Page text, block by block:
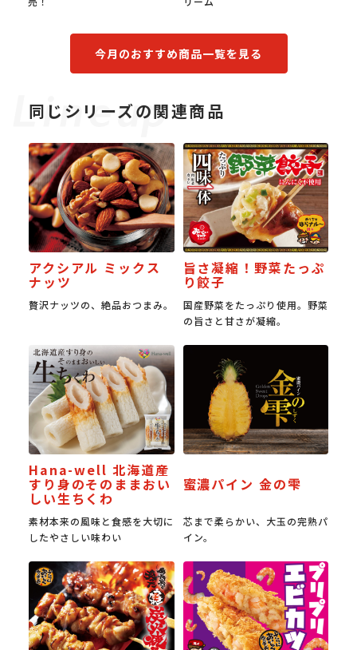
今月のおすすめ商品一覧を見る
同じシリーズの関連商品
アクシアル ミックス
ナッツ
贅沢ナッツの、絶品おつまみ。
旨さ凝縮！野菜たっぷ
り餃子
国産野菜をたっぷり使用。野菜
の旨さと甘さが凝縮。
Hana-well 北海道産
すり身のそのままおい
しい生ちくわ
素材本来の風味と食感を大切に
したやさしい味わい
蜜濃パイン 金の雫
芯まで柔らかい、大玉の完熟パ
イン。